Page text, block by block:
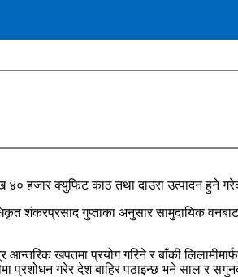
४० हजार क्युफिट काठ तथा दाउरा उत्पादन हुने
शंकरप्रसाद गुप्ताका अनुसार सामुदायिक
खपतमा प्रयोग गरिने र बाँकी
गरेर देश बाहिर पठाइन्छ भने साल र